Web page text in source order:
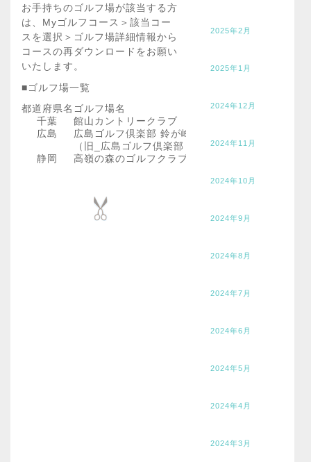
お手持ちのゴルフ場が該当する方
は、Myゴルフコース＞該当コー
スを選択＞ゴルフ場詳細情報から
コースの再ダウンロードをお願い
いたします。
■ゴルフ場一覧
都道府県名 ゴルフ場名
千葉
館山カントリークラブ
広島
広島ゴルフ倶楽部 鈴が峰コース
（旧_広島ゴルフ倶楽部 鈴ヶ峰コース）
静岡
高嶺の森のゴルフクラブ(新規)
2025年2月
2025年1月
2024年12月
2024年11月
2024年10月
2024年9月
2024年8月
2024年7月
2024年6月
2024年5月
2024年4月
2024年3月